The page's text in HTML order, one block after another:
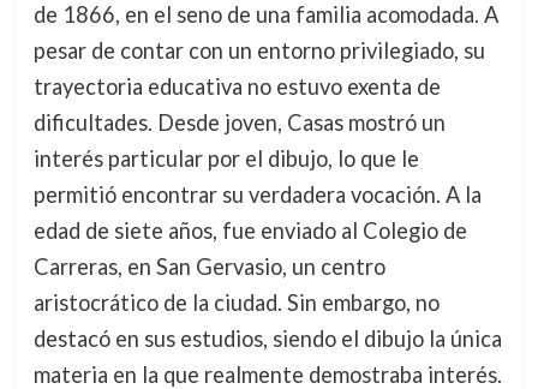
de 1866, en el seno de una familia acomodada. A
pesar de contar con un entorno privilegiado, su
trayectoria educativa no estuvo exenta de
dificultades. Desde joven, Casas mostró un
interés particular por el dibujo, lo que le
permitió encontrar su verdadera vocación. A la
edad de siete años, fue enviado al Colegio de
Carreras, en San Gervasio, un centro
aristocrático de la ciudad. Sin embargo, no
destacó en sus estudios, siendo el dibujo la única
materia en la que realmente demostraba interés.